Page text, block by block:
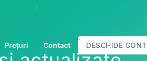
Prețuri Contact DESCHIDE CONT